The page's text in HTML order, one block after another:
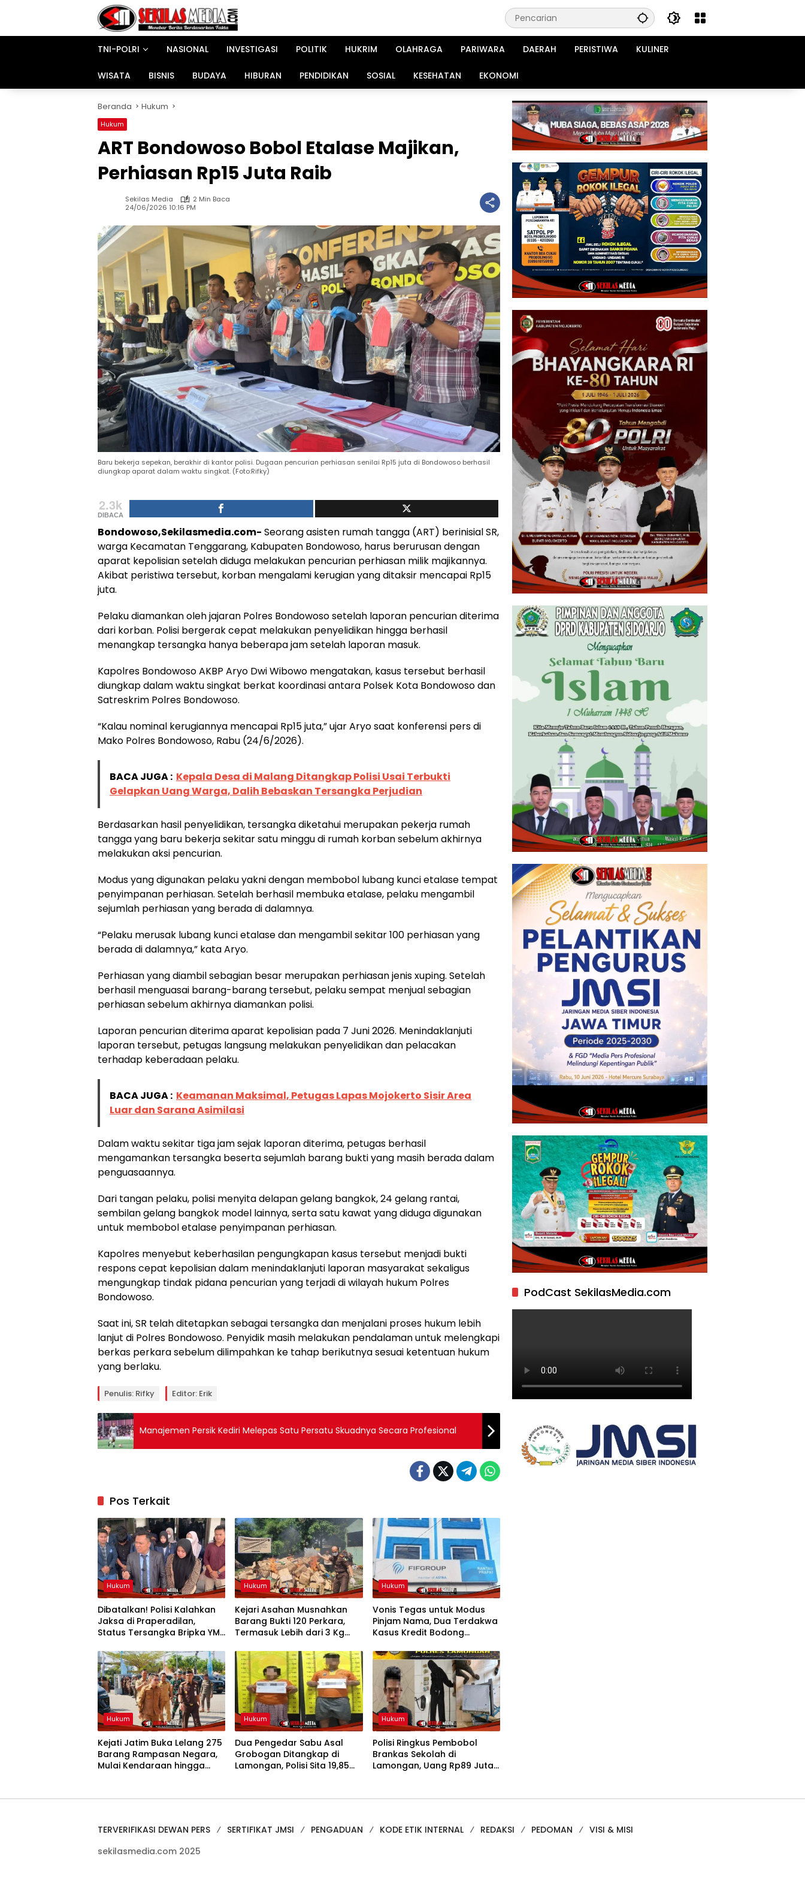
TNI-POLRI
NASIONAL INVESTIGASI POLITIK HUKRIM OLAHRAGA PARIWARA DAERAH PERISTIWA KULINER
WISATA BISNIS BUDAYA HIBURAN PENDIDIKAN SOSIAL KESEHATAN EKONOMI
Beranda Hukum
Hukum
ART Bondowoso Bobol Etalase Majikan,
Perhiasan Rp15 Juta Raib
Sekilas Media
2 Min Baca
24/06/2026 10:16 PM
Baru bekerja sepekan, berakhir di kantor polisi. Dugaan pencurian perhiasan senilai Rp15 juta di Bondowoso berhasil
diungkap aparat dalam waktu singkat. (Foto:Rifky)
2.3k
DIBACA
Bondowoso,Sekilasmedia.com- Seorang asisten rumah tangga (ART) berinisial SR,
warga Kecamatan Tenggarang, Kabupaten Bondowoso, harus berurusan dengan
aparat kepolisian setelah diduga melakukan pencurian perhiasan milik majikannya.
Akibat peristiwa tersebut, korban mengalami kerugian yang ditaksir mencapai Rp15
juta.
Pelaku diamankan oleh jajaran Polres Bondowoso setelah laporan pencurian diterima
dari korban. Polisi bergerak cepat melakukan penyelidikan hingga berhasil
menangkap tersangka hanya beberapa jam setelah laporan masuk.
Kapolres Bondowoso AKBP Aryo Dwi Wibowo mengatakan, kasus tersebut berhasil
diungkap dalam waktu singkat berkat koordinasi antara Polsek Kota Bondowoso dan
Satreskrim Polres Bondowoso.
“Kalau nominal kerugiannya mencapai Rp15 juta,” ujar Aryo saat konferensi pers di
Mako Polres Bondowoso, Rabu (24/6/2026).
BACA JUGA : Kepala Desa di Malang Ditangkap Polisi Usai Terbukti
Gelapkan Uang Warga, Dalih Bebaskan Tersangka Perjudian
Berdasarkan hasil penyelidikan, tersangka diketahui merupakan pekerja rumah
tangga yang baru bekerja sekitar satu minggu di rumah korban sebelum akhirnya
melakukan aksi pencurian.
Modus yang digunakan pelaku yakni dengan membobol lubang kunci etalase tempat
penyimpanan perhiasan. Setelah berhasil membuka etalase, pelaku mengambil
sejumlah perhiasan yang berada di dalamnya.
“Pelaku merusak lubang kunci etalase dan mengambil sekitar 100 perhiasan yang
berada di dalamnya,” kata Aryo.
Perhiasan yang diambil sebagian besar merupakan perhiasan jenis xuping. Setelah
berhasil menguasai barang-barang tersebut, pelaku sempat menjual sebagian
perhiasan sebelum akhirnya diamankan polisi.
Laporan pencurian diterima aparat kepolisian pada 7 Juni 2026. Menindaklanjuti
laporan tersebut, petugas langsung melakukan penyelidikan dan pelacakan
terhadap keberadaan pelaku.
BACA JUGA : Keamanan Maksimal, Petugas Lapas Mojokerto Sisir Area
Luar dan Sarana Asimilasi
Dalam waktu sekitar tiga jam sejak laporan diterima, petugas berhasil
mengamankan tersangka beserta sejumlah barang bukti yang masih berada dalam
penguasaannya.
Dari tangan pelaku, polisi menyita delapan gelang bangkok, 24 gelang rantai,
sembilan gelang bangkok model lainnya, serta satu kawat yang diduga digunakan
untuk membobol etalase penyimpanan perhiasan.
Kapolres menyebut keberhasilan pengungkapan kasus tersebut menjadi bukti
respons cepat kepolisian dalam menindaklanjuti laporan masyarakat sekaligus
mengungkap tindak pidana pencurian yang terjadi di wilayah hukum Polres
Bondowoso.
Saat ini, SR telah ditetapkan sebagai tersangka dan menjalani proses hukum lebih
lanjut di Polres Bondowoso. Penyidik masih melakukan pendalaman untuk melengkapi
berkas perkara sebelum dilimpahkan ke tahap berikutnya sesuai ketentuan hukum
yang berlaku.
Penulis: Rifky Editor: Erik
Manajemen Persik Kediri Melepas Satu Persatu Skuadnya Secara Profesional
Pos Terkait
Hukum
Dibatalkan! Polisi Kalahkan
Jaksa di Praperadilan,
Status Tersangka Bripka YML
dibebaskan
Hukum
Kejari Asahan Musnahkan
Barang Bukti 120 Perkara,
Termasuk Lebih dari 3 Kg
Hukum
Vonis Tegas untuk Modus
Pinjam Nama, Dua Terdakwa
Kasus Kredit Bodong
Dijatuhi Hukuman
Hukum
Kejati Jatim Buka Lelang 275
Barang Rampasan Negara,
Mulai Kendaraan hingga
Hukum
Dua Pengedar Sabu Asal
Grobogan Ditangkap di
Lamongan, Polisi Sita 19,85
Hukum
Polisi Ringkus Pembobol
Brankas Sekolah di
Lamongan, Uang Rp89 Juta
PodCast SekilasMedia.com
TERVERIFIKASI DEWAN PERS SERTIFIKAT JMSI PENGADUAN KODE ETIK INTERNAL REDAKSI PEDOMAN
VISI & MISI
sekilasmedia.com 2025